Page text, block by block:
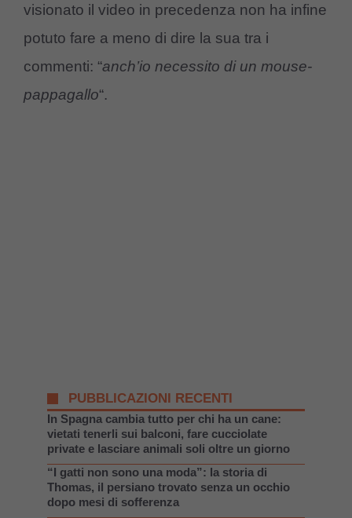
visionato il video in precedenza non ha infine
potuto fare a meno di dire la sua tra i
commenti: “anch’io necessito di un mouse-
pappagallo“.
PUBBLICAZIONI RECENTI
In Spagna cambia tutto per chi ha un cane:
vietati tenerli sui balconi, fare cucciolate
private e lasciare animali soli oltre un giorno
“I gatti non sono una moda”: la storia di
Thomas, il persiano trovato senza un occhio
dopo mesi di sofferenza